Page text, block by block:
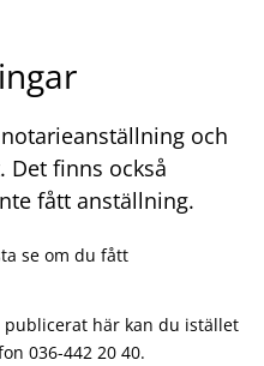
och
Det finns också
fått anställning.
se om du fått
här kan du istället
036-442 20 40.